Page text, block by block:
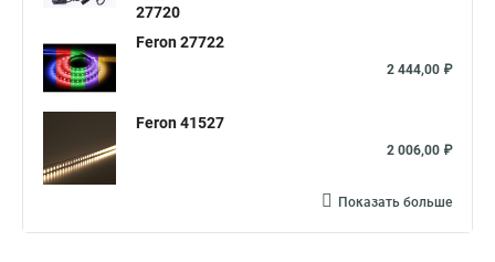
27720
Feron 27722
2 444,00 ₽
Feron 41527
2 006,00 ₽
Показать больше